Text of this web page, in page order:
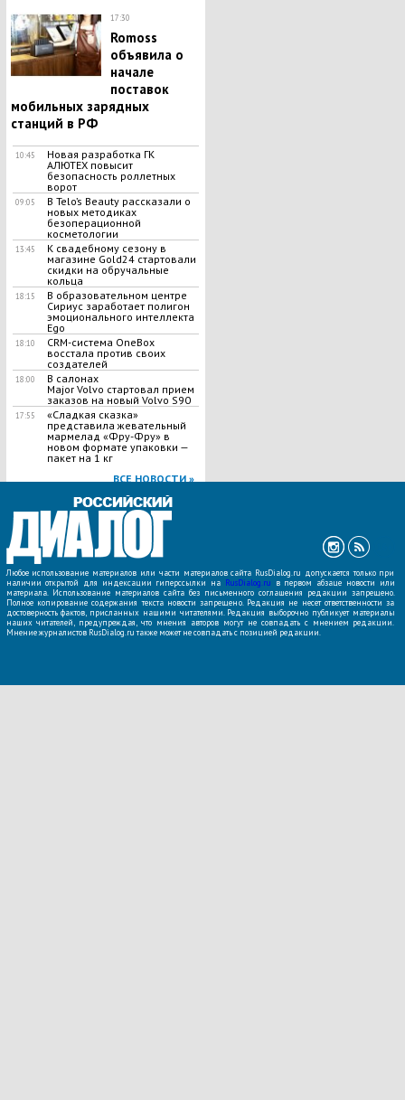
17:30
Romoss
объявила о
начале
поставок
мобильных зарядных
станций в РФ
10:45
Новая разработка ГК
АЛЮТЕХ повысит
безопасность роллетных
ворот
09:05
В Telo’s Beauty рассказали о
новых методиках
безоперационной
косметологии
13:45
К свадебному сезону в
магазине Gold24 стартовали
скидки на обручальные
кольца
18:15
В образовательном центре
Сириус заработает полигон
эмоционального интеллекта
Ego
18:10
CRM-система OneBox
восстала против своих
создателей
18:00
В салонах
Major Volvo стартовал прием
заказов на новый Volvo S90
17:55
«Сладкая сказка»
представила жевательный
мармелад «Фру-Фру» в
новом формате упаковки —
пакет на 1 кг
ВСЕ НОВОСТИ »
Любое использование материалов или части материалов сайта RusDialog.ru допускается только при
наличии открытой для индексации гиперссылки на RusDialog.ru в первом абзаце новости или
материала. Использование материалов сайта без письменного соглашения редакции запрещено.
Полное копирование содержания текста новости запрещено. Редакция не несет ответственности за
достоверность фактов, присланных нашими читателями. Редакция выборочно публикует материалы
наших читателей, предупреждая, что мнения авторов могут не совпадать с мнением редакции.
Мнение журналистов RusDialog.ru также может не совпадать с позицией редакции.